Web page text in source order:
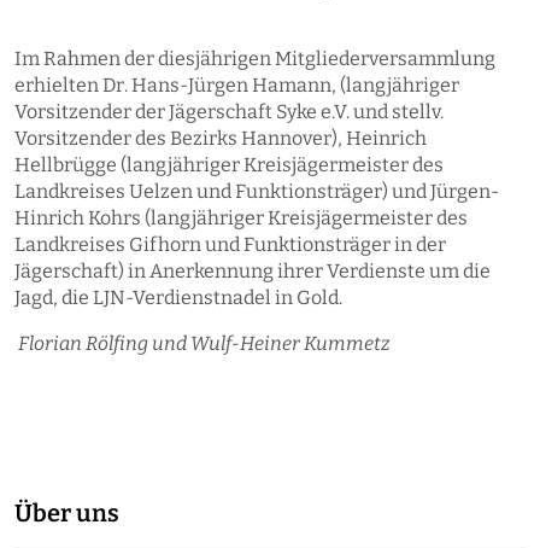
Im Rahmen der diesjährigen Mitgliederversammlung
erhielten Dr. Hans-Jürgen Hamann, (langjähriger
Vorsitzender der Jägerschaft Syke e.V. und stellv.
Vorsitzender des Bezirks Hannover), Heinrich
Hellbrügge (langjähriger Kreisjägermeister des
Landkreises Uelzen und Funktionsträger) und Jürgen-
Hinrich Kohrs (langjähriger Kreisjägermeister des
Landkreises Gifhorn und Funktionsträger in der
Jägerschaft) in Anerkennung ihrer Verdienste um die
Jagd, die LJN-Verdienstnadel in Gold.
Florian Rölfing und ​Wulf-Heiner Kummetz
Über uns